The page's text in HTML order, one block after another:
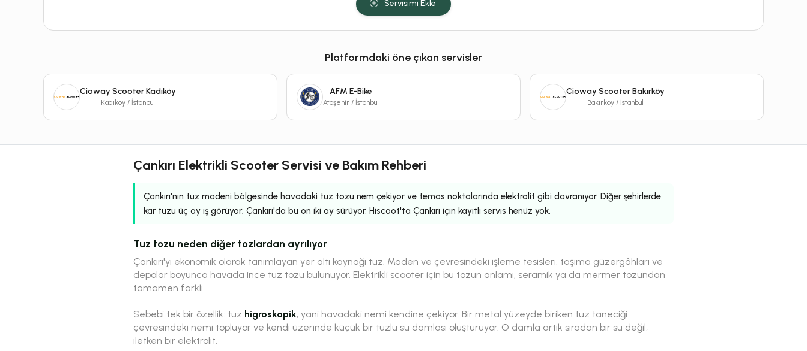
Servisimi Ekle
Platformdaki öne çıkan servisler
Cioway Scooter Kadıköy
Kadıköy / İstanbul
AFM E-Bike
Ataşehir / İstanbul
Cioway Scooter Bakırköy
Bakırköy / İstanbul
Çankırı Elektrikli Scooter Servisi ve Bakım Rehberi
Çankırı'nın tuz madeni bölgesinde havadaki tuz tozu nem çekiyor ve temas noktalarında elektrolit gibi davranıyor. Diğer şehirlerde
kar tuzu üç ay iş görüyor; Çankırı'da bu on iki ay sürüyor. Hiscoot'ta Çankırı için kayıtlı servis henüz yok.
Tuz tozu neden diğer tozlardan ayrılıyor
Çankırı'yı ekonomik olarak tanımlayan yer altı kaynağı tuz. Maden ve çevresindeki işleme tesisleri, taşıma güzergâhları ve
depolar boyunca havada ince tuz tozu bulunuyor. Elektrikli scooter için bu tozun anlamı, seramik ya da mermer tozundan
tamamen farklı.
Sebebi tek bir özellik: tuz higroskopik, yani havadaki nemi kendine çekiyor. Bir metal yüzeyde biriken tuz taneciği
çevresindeki nemi topluyor ve kendi üzerinde küçük bir tuzlu su damlası oluşturuyor. O damla artık sıradan bir su değil,
iletken bir elektrolit.